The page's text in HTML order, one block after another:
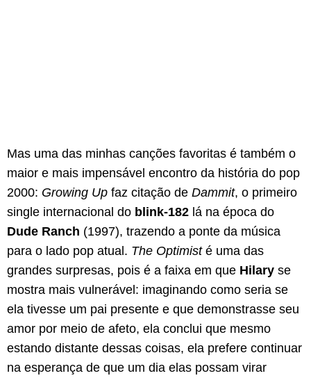
Mas uma das minhas canções favoritas é também o
maior e mais impensável encontro da história do pop
2000: Growing Up faz citação de Dammit, o primeiro
single internacional do blink-182 lá na época do
Dude Ranch (1997), trazendo a ponte da música
para o lado pop atual. The Optimisté uma das
grandes surpresas, pois é a faixa em que Hilary se
mostra mais vulnerável: imaginando como seria se
ela tivesse um pai presente e que demonstrasse seu
amor por meio de afeto, ela conclui que mesmo
estando distante dessas coisas, ela prefere continuar
na esperança de que um dia elas possam virar